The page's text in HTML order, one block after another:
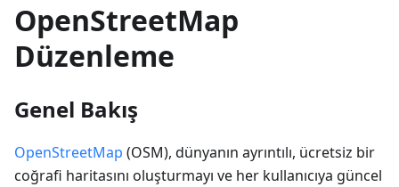
OpenStreetMap
Düzenleme
Genel Bakış
OpenStreetMap (OSM), dünyanın ayrıntılı, ücretsiz bir
coğrafi haritasını oluşturmayı ve her kullanıcıya güncel